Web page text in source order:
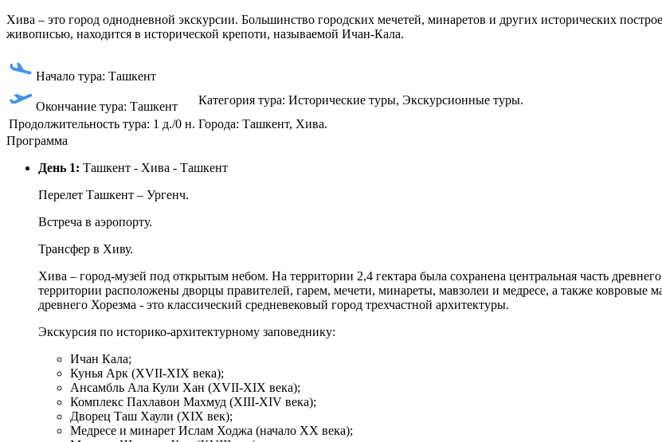
Хива – это город однодневной экскурсии. Большинство городских мечетей, минаретов и других исторических
живописью, находится в исторической крепоти, называемой Ичан-Кала.
Начало тура: Ташкент
Окончание тура: Ташкент
Категория тура: Исторические туры, Экскурсионные туры.
Продолжительность тура: 1 д./0 н. Города: Ташкент, Хива.
Программа
День 1: Ташкент - Хива - Ташкент
Перелет Ташкент – Ургенч.
Встреча в аэропорту.
Трансфер в Хиву.
Хива – город-музей под открытым небом. На территории 2,4 гектара была сохранена центральная часть
территории расположены дворцы правителей, гарем, мечети, минареты, мавзолеи и медресе, а также ковровые
древнего Хорезма - это классический средневековый город трехчастной архитектуры.
Экскурсия по историко-архитектурному заповеднику:
Ичан Кала;
Кунья Арк (XVII-XIX века);
Ансамбль Ала Кули Хан (XVII-XIX века);
Комплекс Пахлавон Махмуд (XIII-XIV века);
Дворец Таш Хаули (XIX век);
Медресе и минарет Ислам Ходжа (начало XX века);